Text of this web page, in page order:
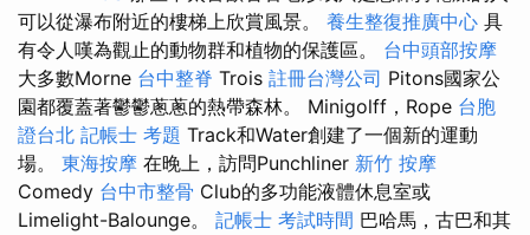
可以從瀑布附近的樓梯上欣賞風景。 養生整復推廣中心 具
有令人嘆為觀止的動物群和植物的保護區。 台中頭部按摩
大多數Morne 台中整脊 Trois 註冊台灣公司 Pitons國家公
園都覆蓋著鬱鬱蔥蔥的熱帶森林。 Minigolff，Rope 台胞
證台北 記帳士 考題 Track和Water創建了一個新的運動
場。 東海按摩 在晚上，訪問Punchliner 新竹 按摩
Comedy 台中市整骨 Club的多功能液體休息室或
Limelight-Balounge。 記帳士 考試時間 巴哈馬，古巴和其